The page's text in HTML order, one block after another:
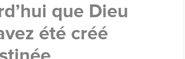
que Dieu
été créé